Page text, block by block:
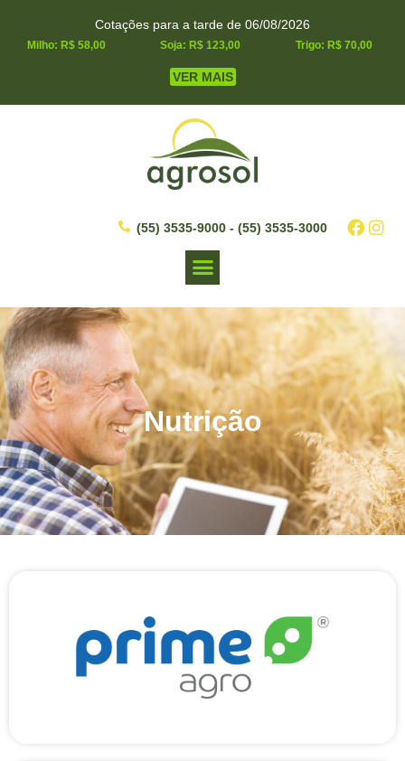
Cotações para a tarde de 06/08/2026
Milho: R$ 58,00 Soja: R$ 123,00 Trigo: R$ 70,00
VER MAIS
(55) 3535-9000 - (55) 3535-3000
Nutrição